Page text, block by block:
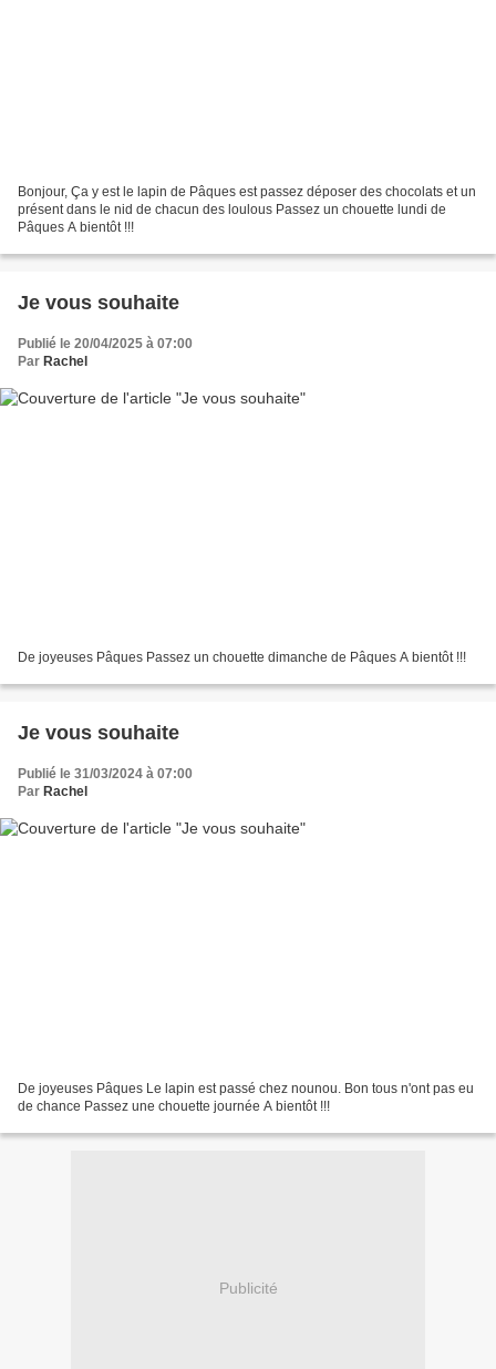
Bonjour, Ça y est le lapin de Pâques est passez déposer des chocolats et un
présent dans le nid de chacun des loulous Passez un chouette lundi de
Pâques A bientôt !!!
Je vous souhaite
Publié le 20/04/2025 à 07:00
Par Rachel
De joyeuses Pâques Passez un chouette dimanche de Pâques A bientôt !!!
Je vous souhaite
Publié le 31/03/2024 à 07:00
Par Rachel
De joyeuses Pâques Le lapin est passé chez nounou. Bon tous n'ont pas eu
de chance Passez une chouette journée A bientôt !!!
Publicité